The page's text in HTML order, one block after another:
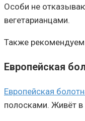
Особи не
вегетарианцами.
Также рекомендуем
Европейская
Европейская
полосками. Живёт в